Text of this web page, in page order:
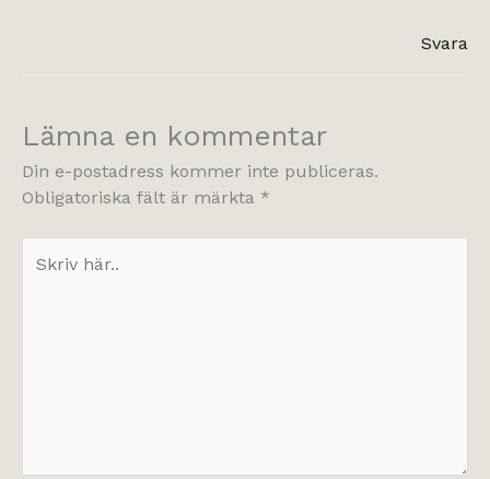
Svara
Lämna en kommentar
Din e-postadress kommer inte publiceras.
Obligatoriska fält är märkta *
här..